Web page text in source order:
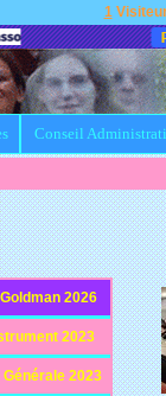
1
Conseil
2026
2023
2023